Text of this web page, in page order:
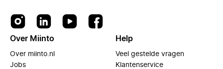
Over Miinto
Over miinto.nl
Jobs
Help
Veel gestelde vragen
Klantenservice